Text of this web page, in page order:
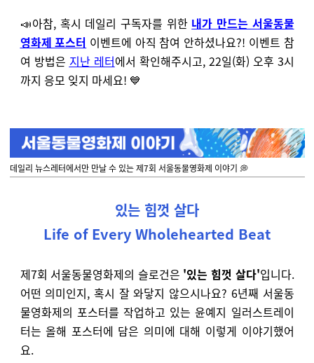
📣아참, 혹시 데일리 구독자를 위한 내가 만드는 서울동물
영화제 포스터 이벤트에 아직 참여 안하셨나요?! 이벤트 참
여 방법은 지난 레터에서 확인해주시고, 22일(화) 오후 3시
까지 응모 잊지 마세요! 💙
데일리 뉴스레터에서만 만날 수 있는 제7회 서울동물영화제 이야기 💭
있는 힘껏 살다
Life of Every Wholehearted Beat
제7회 서울동물영화제의 슬로건은 '있는 힘껏 살다'입니다.
어떤 의미인지, 혹시 잘 와닿지 않으시나요? 6년째 서울동
물영화제의 포스터를 작업하고 있는 윤예지 일러스트레이
터는 올해 포스터에 담은 의미에 대해 이렇게 이야기했어
요.